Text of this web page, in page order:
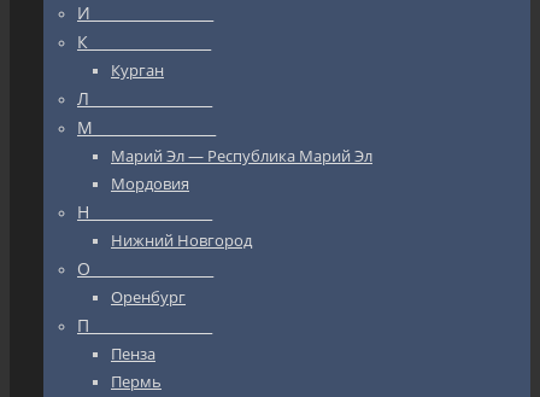
И_________________
К_________________
Курган
Л_________________
М_________________
Марий Эл — Республика Марий Эл
Мордовия
Н_________________
Нижний Новгород
О_________________
Оренбург
П_________________
Пенза
Пермь